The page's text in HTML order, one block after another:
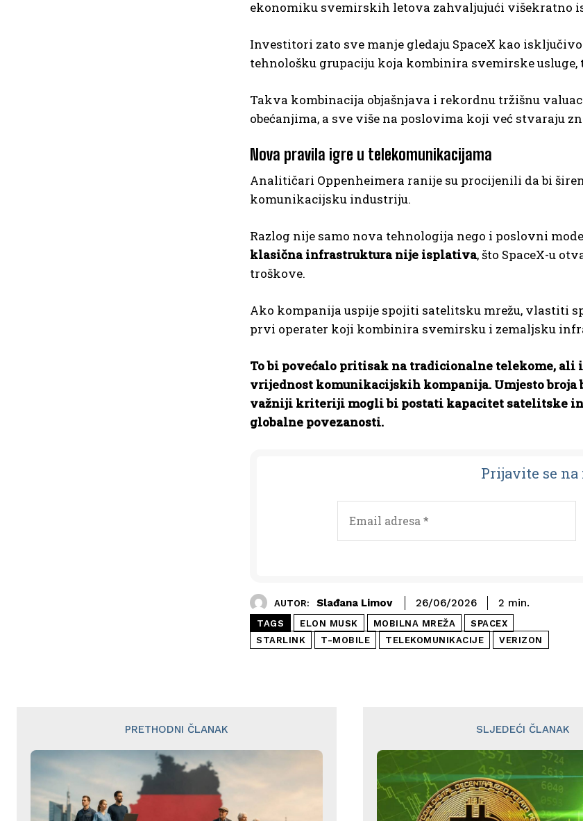
ekonomiku svemirskih letova zahvaljujući
Investitori zato sve manje gledaju SpaceX kao
tehnološku grupaciju koja kombinira svemirske
Takva kombinacija objašnjava i rekordnu tržišnu
obećanjima, a sve više na poslovima koji već stvaraju
Nova pravila igre u telekomunikacijama
Analitičari Oppenheimera ranije su procijenili da bi
komunikacijsku industriju.
Razlog nije samo nova tehnologija nego i poslovni
klasična infrastruktura nije isplativa, što SpaceX-u
troškove.
Ako kompanija uspije spojiti satelitsku mrežu, vlastiti
prvi operater koji kombinira svemirsku i zemaljsku
To bi povećalo pritisak na tradicionalne telekome,
vrijednost komunikacijskih kompanija. Umjesto
važniji kriteriji mogli bi postati kapacitet satelitske
globalne povezanosti.
Prijavite se
AUTOR: Slađana Limov 26/06/2026 2 min.
TAGS ELON MUSK MOBILNA MREŽA
SPACEX
STARLINK
T-MOBILE TELEKOMUNIKACIJE VERIZON
PRETHODNI ČLANAK SLJEDEĆI ČLANAK